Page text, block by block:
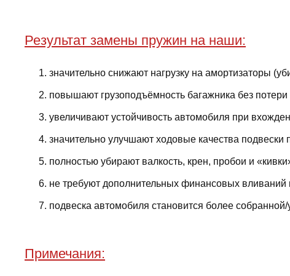
Результат замены пружин на наши:
значительно снижают нагрузку на амортизаторы
повышают грузоподъёмность багажника без
увеличивают устойчивость автомобиля при
значительно улучшают ходовые качества подвески
полностью убирают валкость, крен, пробои и
не требуют дополнительных финансовых вливаний
подвеска автомобиля становится более
Примечания: